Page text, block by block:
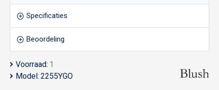
Specificaties
Beoordeling
Voorraad: 1
Model: 2255YGO